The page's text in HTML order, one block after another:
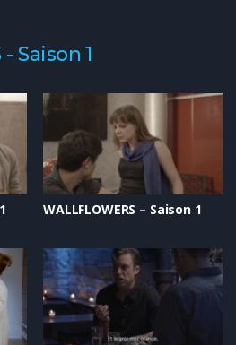
Saison 1
WALLFLOWERS – Saison 1